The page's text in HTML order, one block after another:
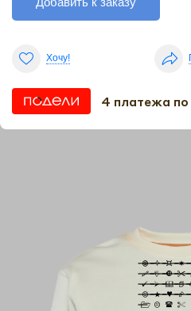
Хочу!
4 платежа